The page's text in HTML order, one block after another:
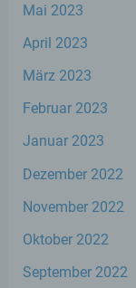
Mai 2023
April 2023
März 2023
Februar 2023
Januar 2023
Dezember 2022
November 2022
Oktober 2022
September 2022
auf
werden
die